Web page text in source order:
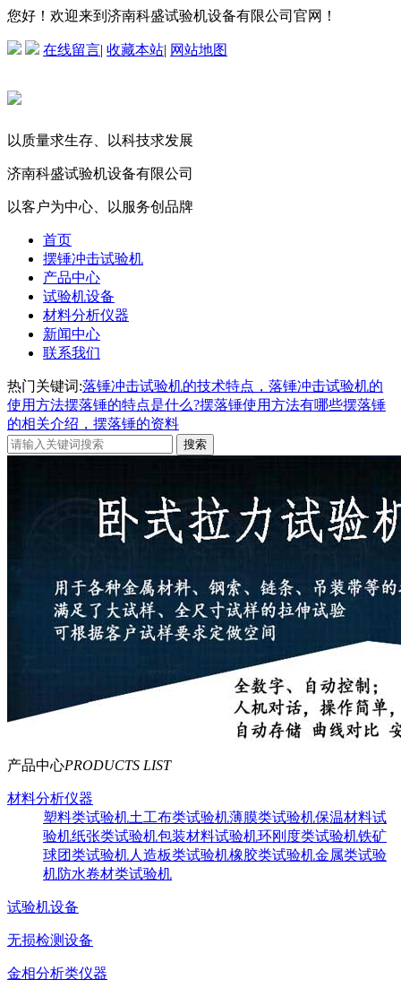
您好！欢迎来到济南科盛试验机设备有限公司官网！
在线留言| 收藏本站| 网站地图
以质量求生存、以科技求发展
济南科盛试验机设备有限公司
以客户为中心、以服务创品牌
首页
摆锤冲击试验机
产品中心
试验机设备
材料分析仪器
新闻中心
联系我们
热门关键词:落锤冲击试验机的技术特点，落锤冲击试验机的
使用方法摆落锤的特点是什么?摆落锤使用方法有哪些摆落锤
的相关介绍，摆落锤的资料
产品中心PRODUCTS LIST
材料分析仪器
塑料类试验机土工布类试验机薄膜类试验机保温材料试
验机纸张类试验机包装材料试验机环刚度类试验机铁矿
球团类试验机人造板类试验机橡胶类试验机金属类试验
机防水卷材类试验机
试验机设备
无损检测设备
金相分析类仪器